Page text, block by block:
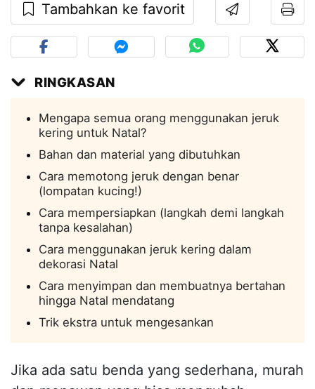
Tambahkan ke favorit
RINGKASAN
Mengapa semua orang menggunakan jeruk
kering untuk Natal?
Bahan dan material yang dibutuhkan
Cara memotong jeruk dengan benar
(lompatan kucing!)
Cara mempersiapkan (langkah demi langkah
tanpa kesalahan)
Cara menggunakan jeruk kering dalam
dekorasi Natal
Cara menyimpan dan membuatnya bertahan
hingga Natal mendatang
Trik ekstra untuk mengesankan
Jika ada satu benda yang sederhana, murah